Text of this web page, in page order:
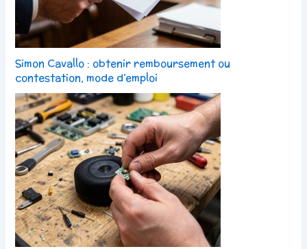
Simon Cavallo : obtenir remboursement ou
contestation, mode d’emploi